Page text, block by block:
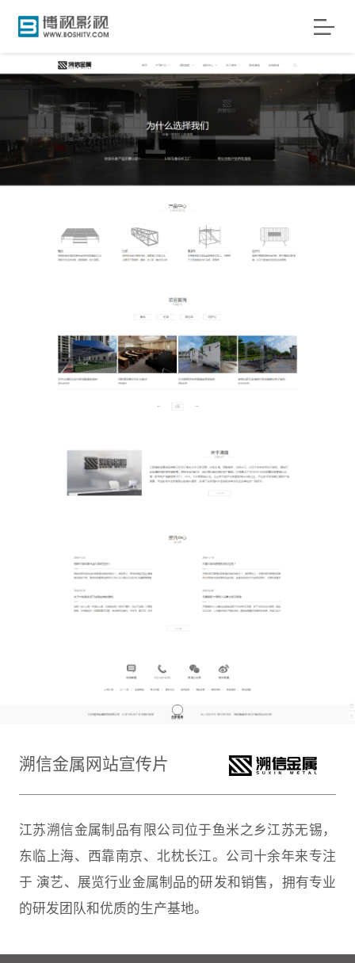
溯信金属网站宣传片
江苏溯信金属制品有限公司位于鱼米之乡江苏无锡，
东临上海、西靠南京、北枕长江。公司十余年来专注
于 演艺、展览行业金属制品的研发和销售，拥有专业
的研发团队和优质的生产基地。